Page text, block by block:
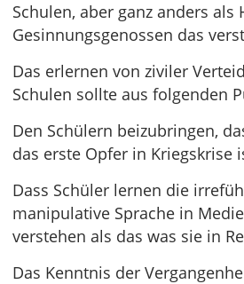
Schulen, aber ganz anders
Gesinnungsgenossen das
Das erlernen von ziviler
Schulen sollte aus folgenden
Den Schülern beizubringen,
das erste Opfer in Kriegskrise
Dass Schüler lernen die
manipulative Sprache in
verstehen als das was sie in
Das Kenntnis der